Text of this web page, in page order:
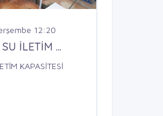
12:20
İLETİM ...
KAPASİTESİ